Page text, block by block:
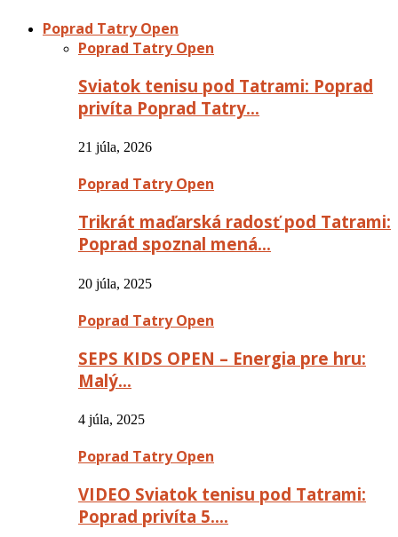
Poprad Tatry Open
Poprad Tatry Open
Sviatok tenisu pod Tatrami: Poprad
privíta Poprad Tatry…
21 júla, 2026
Poprad Tatry Open
Trikrát maďarská radosť pod Tatrami:
Poprad spoznal mená…
20 júla, 2025
Poprad Tatry Open
SEPS KIDS OPEN – Energia pre hru:
Malý…
4 júla, 2025
Poprad Tatry Open
VIDEO Sviatok tenisu pod Tatrami:
Poprad privíta 5….